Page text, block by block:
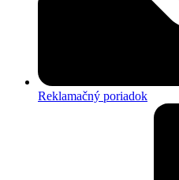
Reklamačný poriadok